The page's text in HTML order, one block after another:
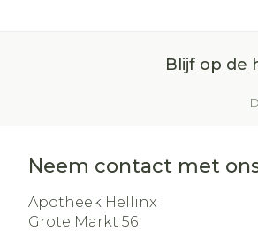
Blijf op de
Neem contact met
Apotheek Hellinx
Grote Markt 56